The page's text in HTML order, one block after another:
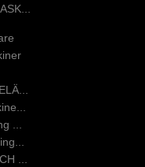
...
...